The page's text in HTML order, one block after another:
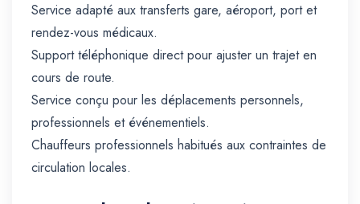
Service adapté aux transferts gare, aéroport, port et
rendez-vous médicaux.
Support téléphonique direct pour ajuster un trajet en
cours de route.
Service conçu pour les déplacements personnels,
professionnels et événementiels.
Chauffeurs professionnels habitués aux contraintes de
circulation locales.